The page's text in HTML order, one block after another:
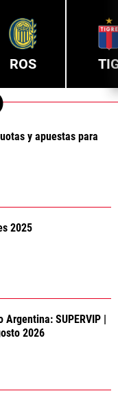
ROS
y apuestas para
2025
SUPERVIP |
2026